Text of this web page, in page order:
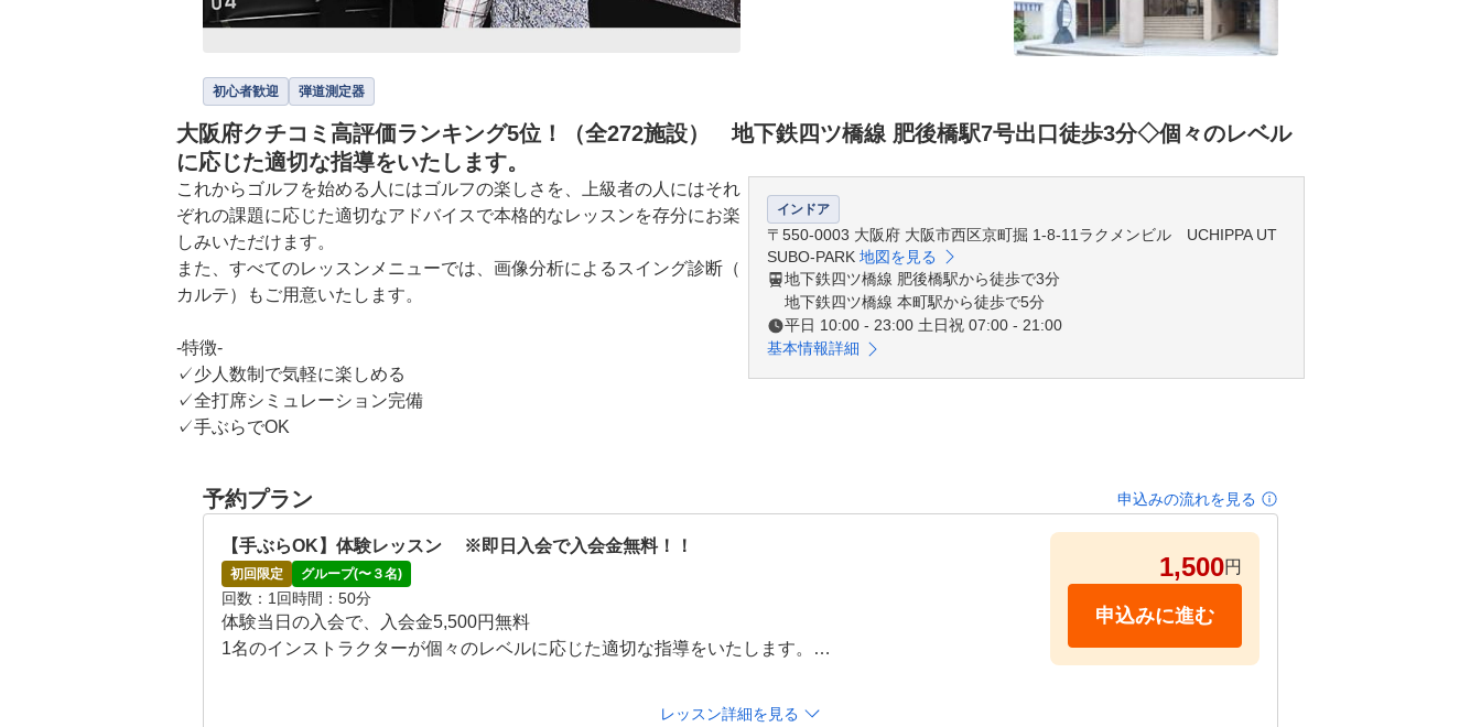
初心者歓迎 弾道測定器
大阪府クチコミ高評価ランキング5位！（全272施設） 地下鉄四ツ橋線 肥後橋駅7号出口徒歩3分◇個々のレベル
に応じた適切な指導をいたします。
これからゴルフを始める人にはゴルフの楽しさを、上級者の人にはそれ
ぞれの課題に応じた適切なアドバイスで本格的なレッスンを存分にお楽
しみいただけます。
また、すべてのレッスンメニューでは、画像分析によるスイング診断（
カルテ）もご用意いたします。
-特徴-
✓少人数制で気軽に楽しめる
✓全打席シミュレーション完備
✓手ぶらでOK
インドア
〒550-0003 大阪府 大阪市西区京町掘 1-8-11ラクメンビル UCHIPPA UT
SUBO-PARK 地図を見る
地下鉄四ツ橋線 肥後橋駅から徒歩で3分
地下鉄四ツ橋線 本町駅から徒歩で5分
平日 10:00 - 23:00 土日祝 07:00 - 21:00
基本情報詳細
予約プラン 申込みの流れを見る
【手ぶらOK】体験レッスン 　※即日入会で入会金無料！！
初回限定 グループ(〜３名)
回数 1回時間 50分
体験当日の入会で、入会金5,500円無料
1名のインストラクターが個々のレベルに応じた適切な指導をいたします。
レッスン詳細を見る
1,500円
申込みに進む